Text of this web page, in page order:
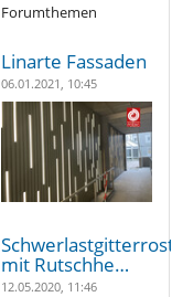
Forumthemen
Linarte Fassaden
06.01.2021, 10:45
mit Rutschhe…
12.05.2020, 11:46